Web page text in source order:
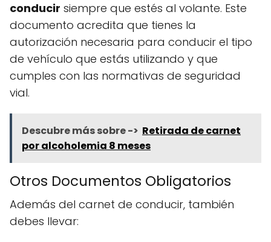
conducir siempre que estés al volante. Este
documento acredita que tienes la
autorización necesaria para conducir el tipo
de vehículo que estás utilizando y que
cumples con las normativas de seguridad
vial.
Descubre más sobre -> Retirada de carnet
por alcoholemia 8 meses
Otros Documentos Obligatorios
Además del carnet de conducir, también
debes llevar: